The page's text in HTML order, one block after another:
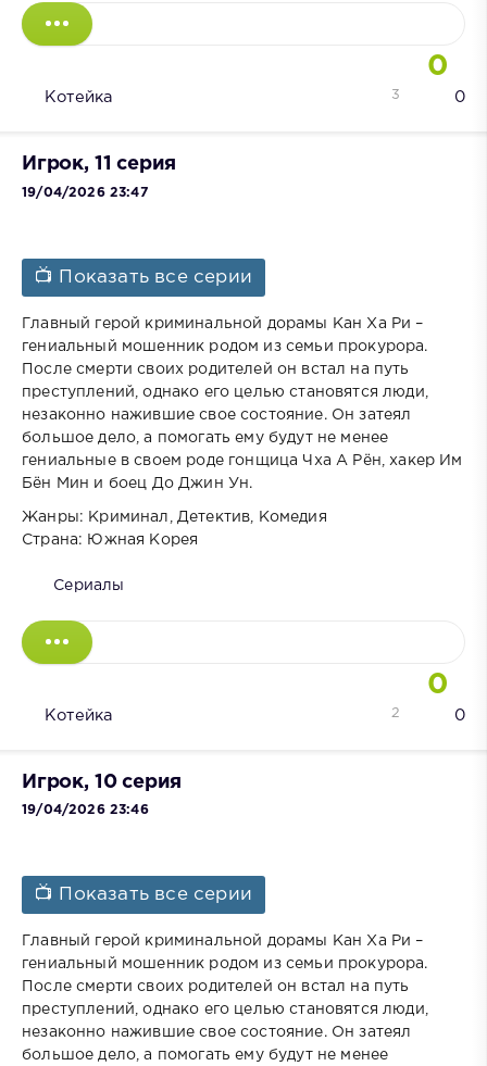
0
Котейка 0
3
Игрок, 11 серия
19/04/2026 23:47
📺 Показать все серии
Главный герой криминальной дорамы Кан Ха Ри –
гениальный мошенник родом из семьи прокурора.
После смерти своих родителей он встал на путь
преступлений, однако его целью становятся люди,
незаконно нажившие свое состояние. Он затеял
большое дело, а помогать ему будут не менее
гениальные в своем роде гонщица Чха А Рён, хакер Им
Бён Мин и боец До Джин Ун.
Жанры: Криминал, Детектив, Комедия
Страна: Южная Корея
Сериалы
0
Котейка 0
2
Игрок, 10 серия
19/04/2026 23:46
📺 Показать все серии
Главный герой криминальной дорамы Кан Ха Ри –
гениальный мошенник родом из семьи прокурора.
После смерти своих родителей он встал на путь
преступлений, однако его целью становятся люди,
незаконно нажившие свое состояние. Он затеял
большое дело, а помогать ему будут не менее